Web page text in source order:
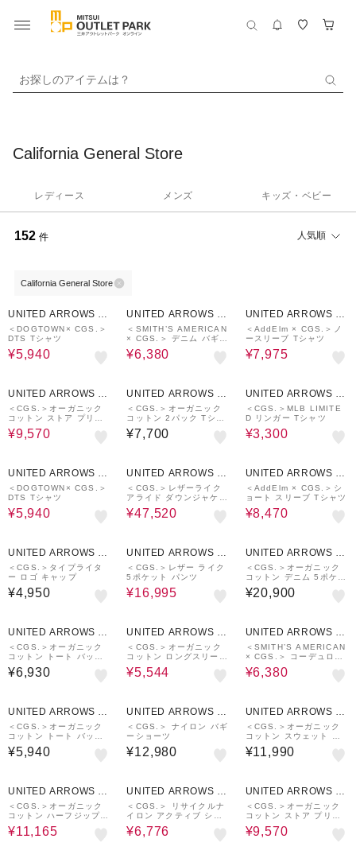
お探しのアイテムは？
California General Store
レディース メンズ キッズ・ベビー
152 件 人気順
California General Store
UNITED ARROWS O
UTLET
＜DOGTOWN× CGS.＞
DTS Tシャツ
¥5,940
UNITED ARROWS O
UTLET
＜SMITH’S AMERICAN
× CGS.＞ デニム バギー
ショーツ
¥6,380
UNITED ARROWS O
UTLET
＜AddElm × CGS.＞ノ
ースリーブ Tシャツ
¥7,975
UNITED ARROWS O
UTLET
＜CGS.＞オーガニック
コットン ストア プリン
ト スウェット
¥9,570
UNITED ARROWS O
UTLET
＜CGS.＞オーガニック
コットン 2パック Tシャ
ツ
¥7,700
UNITED ARROWS O
UTLET
＜CGS.＞MLB LIMITE
D リンガー Tシャツ
¥3,300
UNITED ARROWS O
UTLET
＜DOGTOWN× CGS.＞
DTS Tシャツ
¥5,940
UNITED ARROWS O
UTLET
＜CGS.＞レザーライク
アライド ダウンジャケッ
ト
¥47,520
UNITED ARROWS O
UTLET
＜AddElm × CGS.＞シ
ョート スリーブ Tシャツ
¥8,470
UNITED ARROWS O
UTLET
＜CGS.＞タイプライタ
ー ロゴ キャップ
¥4,950
UNITED ARROWS O
UTLET
＜CGS.＞レザー ライク
5ポケット パンツ
¥16,995
UNITED ARROWS O
UTLET
＜CGS.＞オーガニック
コットン デニム 5ポケッ
ト パンツ
¥20,900
UNITED ARROWS O
UTLET
＜CGS.＞オーガニック
コットン トート バッグ
ラージ
¥6,930
UNITED ARROWS O
UTLET
＜CGS.＞オーガニック
コットン ロングスリーブ
ロゴ Tシャツ
¥5,544
UNITED ARROWS O
UTLET
＜SMITH’S AMERICAN
× CGS.＞ コーデュロイ
バギー ショーツ
¥6,380
UNITED ARROWS O
UTLET
＜CGS.＞オーガニック
コットン トート バッグ
ミディアム
¥5,940
UNITED ARROWS O
UTLET
＜CGS.＞ ナイロン バギ
ーショーツ
¥12,980
UNITED ARROWS O
UTLET
＜CGS.＞オーガニック
コットン スウェット イ
ージー ショーツ
¥11,990
UNITED ARROWS O
UTLET
＜CGS.＞オーガニック
コットン ハーフジップ
フーディ スウェット
¥11,165
UNITED ARROWS O
UTLET
＜CGS.＞ リサイクルナ
イロン アクティブ ショ
ートパンツ
¥6,776
UNITED ARROWS O
UTLET
＜CGS.＞オーガニック
コットン ストア プリン
ト スウェット
¥9,570